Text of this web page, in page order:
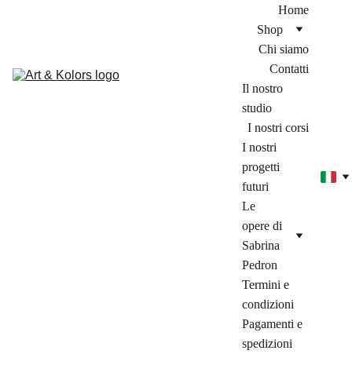
Home
Shop
Chi siamo
Contatti
Il nostro
studio
I nostri corsi
I nostri
progetti
futuri
Le
opere di
Sabrina
Pedron
Termini e
condizioni
Pagamenti e
spedizioni